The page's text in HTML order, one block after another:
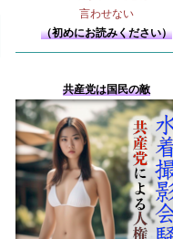
言わせない
（初めにお読みください）
共産党は国民の敵